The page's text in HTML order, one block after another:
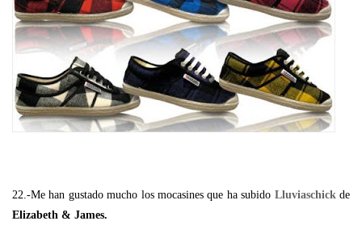
22.-Me han gustado mucho los mocasines que ha subido Lluviaschick de
Elizabeth & James.